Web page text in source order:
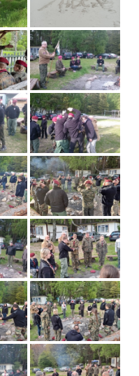
drużyny